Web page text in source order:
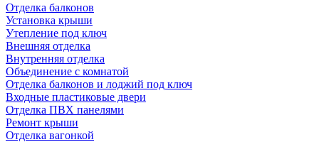
Отделка балконов
Установка крыши
Утепление под ключ
Внешняя отделка
Внутренняя отделка
Объединение с комнатой
Отделка балконов и лоджий под ключ
Входные пластиковые двери
Отделка ПВХ панелями
Ремонт крыши
Отделка вагонкой